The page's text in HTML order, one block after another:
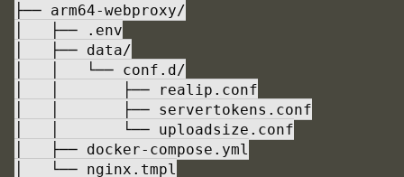
├── arm64-webproxy/
│   ├── .env
│   ├── data/
│   │   └── conf.d/
│   │       ├── realip.conf
│   │       ├── servertokens.conf
│   │       └── uploadsize.conf
│   ├── docker-compose.yml
│   └── nginx.tmpl